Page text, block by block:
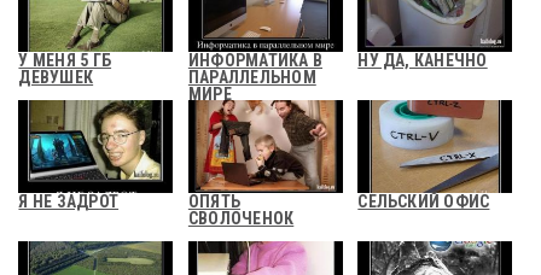
У МЕНЯ 5 ГБ
ДЕВУШЕК
ИНФОРМАТИКА В
ПАРАЛЛЕЛЬНОМ
МИРЕ
НУ ДА, КАНЕЧНО
Я НЕ ЗАДРОТ
ОПЯТЬ
СВОЛОЧЕНОК
СЕЛЬСКИЙ ОФИС